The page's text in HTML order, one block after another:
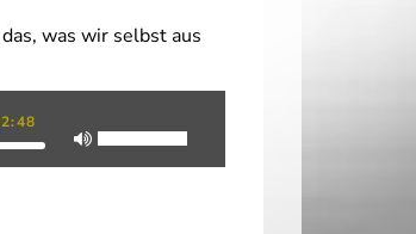
was wir selbst aus